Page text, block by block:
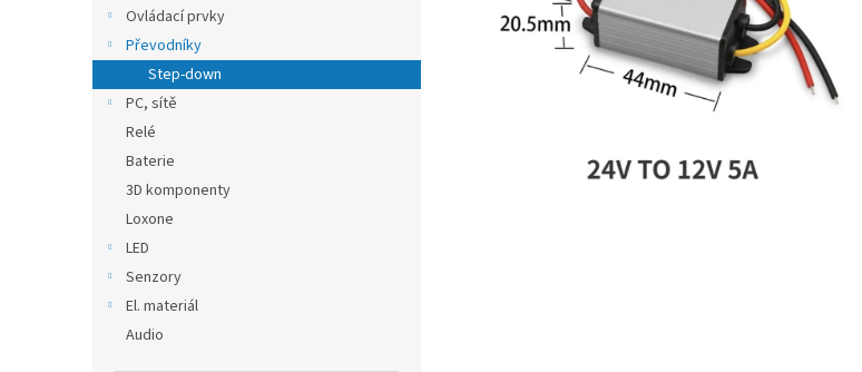
e
l
Ovládací prvky
Převodníky
Step-down
PC, sítě
Relé
Baterie
3D komponenty
Loxone
LED
Senzory
El. materiál
Audio